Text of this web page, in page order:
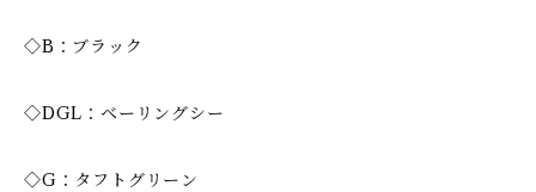
◇B：ブラック
◇DGL：ベーリングシー
◇G：タフトグリーン